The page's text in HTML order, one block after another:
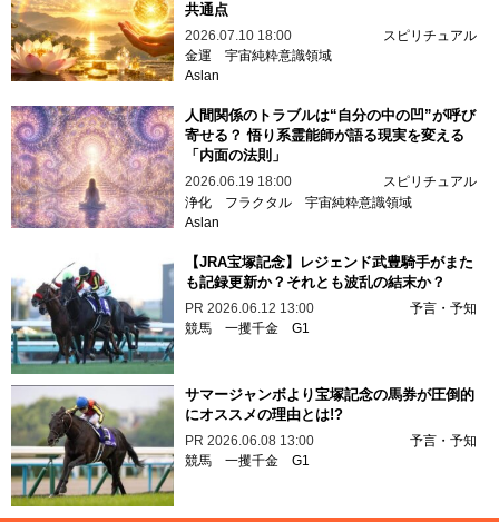
共通点
2026.07.10 18:00
スピリチュアル
金運 宇宙純粋意識領域
Aslan
人間関係のトラブルは“自分の中の凹”が呼び
寄せる？ 悟り系霊能師が語る現実を変える
「内面の法則」
2026.06.19 18:00
スピリチュアル
浄化
フラクタル 宇宙純粋意識領域
Aslan
【JRA宝塚記念】レジェンド武豊騎手がまた
も記録更新か？それとも波乱の結末か？
PR 2026.06.12 13:00
予言・予知
競馬 一攫千金 G1
サマージャンボより宝塚記念の馬券が圧倒的
にオススメの理由とは!?
PR 2026.06.08 13:00
予言・予知
競馬 一攫千金 G1